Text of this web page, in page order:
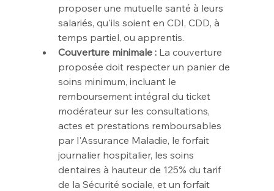
proposer une mutuelle santé à leurs
salariés, qu'ils soient en CDI, CDD, à
temps partiel, ou apprentis.
Couverture minimale : La couverture
proposée doit respecter un panier de
soins minimum, incluant le
remboursement intégral du ticket
modérateur sur les consultations,
actes et prestations remboursables
par l'Assurance Maladie, le forfait
journalier hospitalier, les soins
dentaires à hauteur de 125% du tarif
de la Sécurité sociale, et un forfait